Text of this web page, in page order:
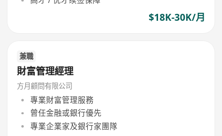
$18K-30K/月
兼職
財富管理經理
方月顧問有限公司
專業財富管理服務
曾任金融或銀行優先
專業企業家及銀行家團隊